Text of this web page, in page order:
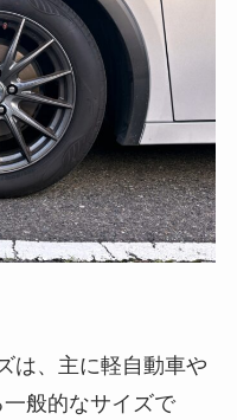
は、主に軽自動車や
般的なサイズで